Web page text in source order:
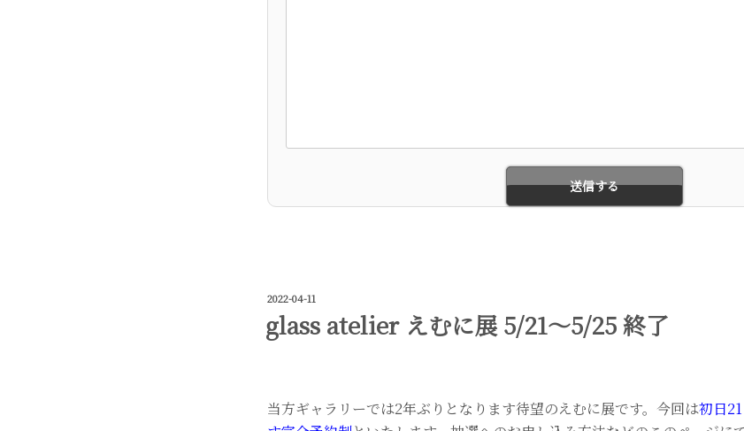
投
日:
2022-04-11
glass atelier えむに展 5/21〜5/25 終了
当方ギャラリーでは2年ぶりとなります待望のえむに展です。今回は初日